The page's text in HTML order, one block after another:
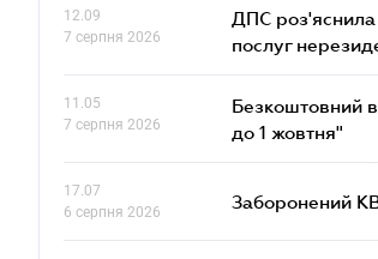
12.09
7 серпня 2026
ДПС роз'яснила
послуг
11.05
7 серпня 2026
Безкоштовний
до 1 жовтня"
17.07
6 серпня 2026
Заборонений